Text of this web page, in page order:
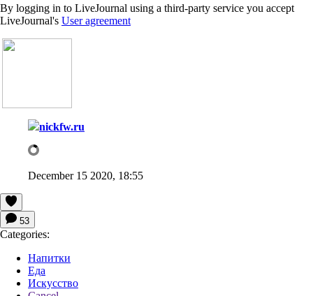
By logging in to LiveJournal using a third-party service you accept
LiveJournal's User agreement
nickfw.ru
December 15 2020, 18:55
53
Categories:
Напитки
Еда
Искусство